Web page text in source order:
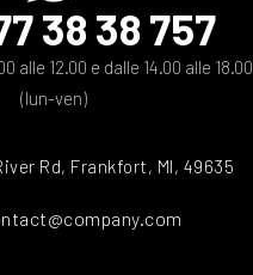
38 38 757
alle 12.00 e dalle 14.00 alle 18.00
(lun-ven)
Rd, Frankfort, MI, 49635